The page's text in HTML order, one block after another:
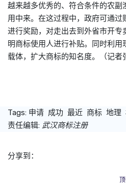
越来越多优秀的、符合条件的农
用中来。在这过程中，政府可通过
进行奖励，对走出去到外省市开专
明商标使用人进行补贴。同时利
载体，扩大商标的知名度。（记者
Tags: 申请 成功 最近 商标 地理
责任编辑: 武汉商标注册
分享到：